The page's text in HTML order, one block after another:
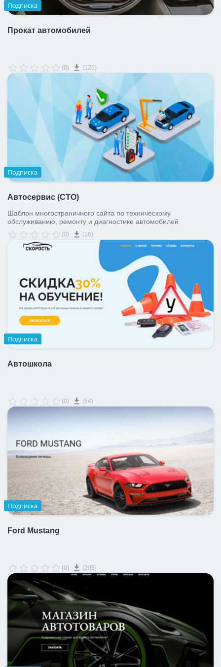
Подписка
Прокат автомобилей
(0) (125)
Подписка
Автосервис (СТО)
Шаблон многостраничного сайта по техническому
обслуживанию, ремонту и диагностике автомобилей
(0) (16)
Подписка
Автошкола
(0) (54)
Подписка
Ford Mustang
(0) (205)